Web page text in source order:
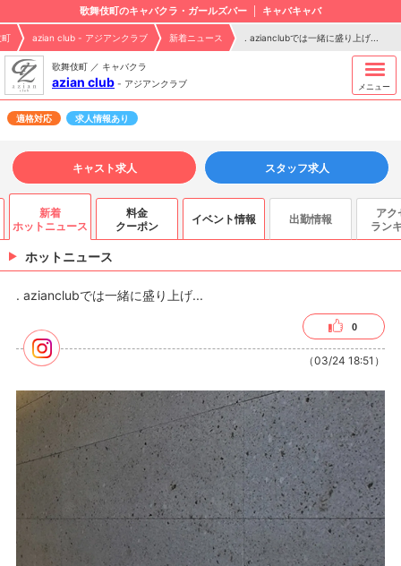
歌舞伎町のキャバクラ・ガールズバー キャバキャバ
町 azian club - アジアンクラブ 新着ニュース . azianclubでは一緒に盛り上げ...
歌舞伎町 ／ キャバクラ
azian club - アジアンクラブ メニュー
適格対応 求人情報あり
キャスト求人 スタッフ求人
新着
ホットニュース
料金
クーポン
イベント情報 出勤情報
アク
ラン
ホットニュース
. azianclubでは一緒に盛り上げ...
0
（03/24 18:51）